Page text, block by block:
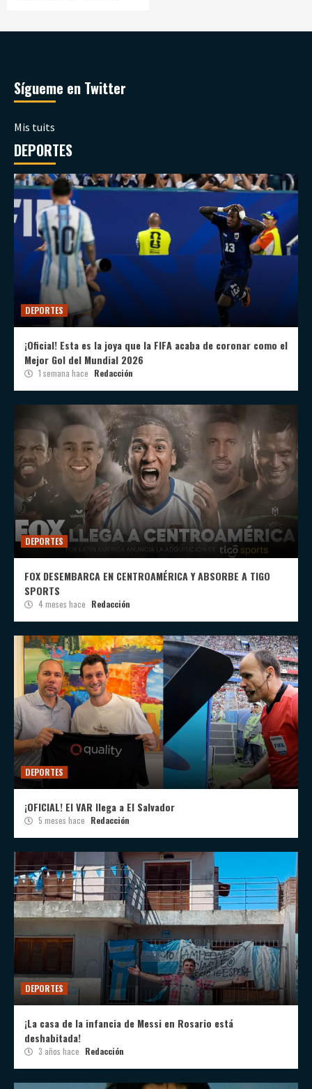
Sígueme en Twitter
Mis tuits
DEPORTES
DEPORTES
¡Oficial! Esta es la joya que la FIFA acaba de coronar como el
Mejor Gol del Mundial 2026
1 semana hace Redacción
DEPORTES
FOX DESEMBARCA EN CENTROAMÉRICA Y ABSORBE A TIGO
SPORTS
4 meses hace Redacción
DEPORTES
¡OFICIAL! El VAR llega a El Salvador
5 meses hace Redacción
DEPORTES
¡La casa de la infancia de Messi en Rosario está
deshabitada!
3 años hace Redacción